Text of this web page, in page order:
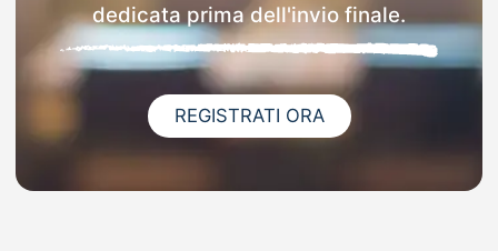
dedicata prima dell'invio finale.
REGISTRATI ORA